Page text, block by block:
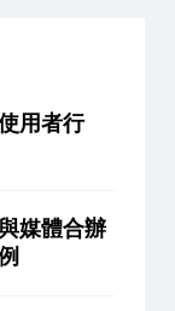
用者行
媒體合辦